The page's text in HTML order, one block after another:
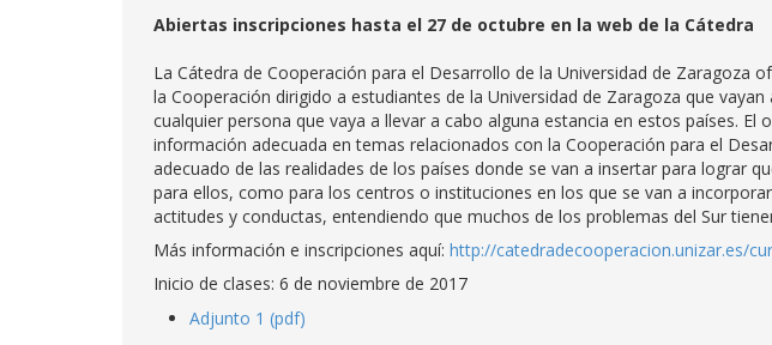
Abiertas inscripciones hasta el 27 de octubre en la web de la Cátedra
La Cátedra de Cooperación para el Desarrollo de la Universidad de Zaragoza
la Cooperación dirigido a estudiantes de la Universidad de Zaragoza que
cualquier persona que vaya a llevar a cabo alguna estancia en estos países.
información adecuada en temas relacionados con la Cooperación para el
adecuado de las realidades de los países donde se van a insertar para lograr
para ellos, como para los centros o instituciones en los que se van a
actitudes y conductas, entendiendo que muchos de los problemas del Sur
Más información e inscripciones aquí: http://catedradecooperacion.unizar.es/
Inicio de clases: 6 de noviembre de 2017
Adjunto 1 (pdf)